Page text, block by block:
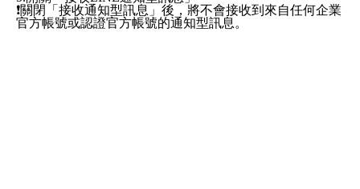
❗️關閉「接收通知型訊息」後，將不會接收到來自任何企業
官方帳號或認證官方帳號的通知型訊息。